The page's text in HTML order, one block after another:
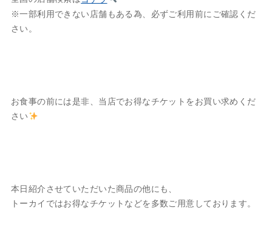
※一部利用できない店舗もある為、必ずご利用前にご確認くだ
さい。
お食事の前には是非、当店でお得なチケットをお買い求めくだ
さい
本日紹介させていただいた商品の他にも、
トーカイではお得なチケットなどを多数ご用意しております。